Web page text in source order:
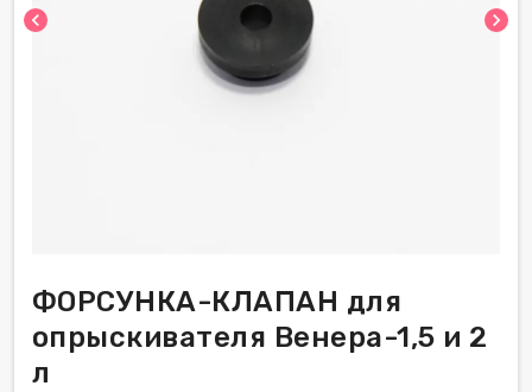
chevron_left chevron_right
ФОРСУНКА-КЛАПАН для
опрыскивателя Венера-1,5 и 2
л